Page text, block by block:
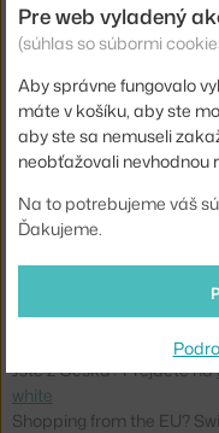
Podrúčky:
Farba:
Materiál:
Sedák:
Podnož:
Prispôsobenie výšky:
Základňa:
Jste z Česka? Přejděte na
white
Shopping from the EU?
Pre web vyladený
(súhlas so súbormi
Aby správne fungovalo
máte v košíku, aby ste
aby ste sa nemuseli
neobťažovali nevhodnou
Na to potrebujeme váš
Ďakujeme.